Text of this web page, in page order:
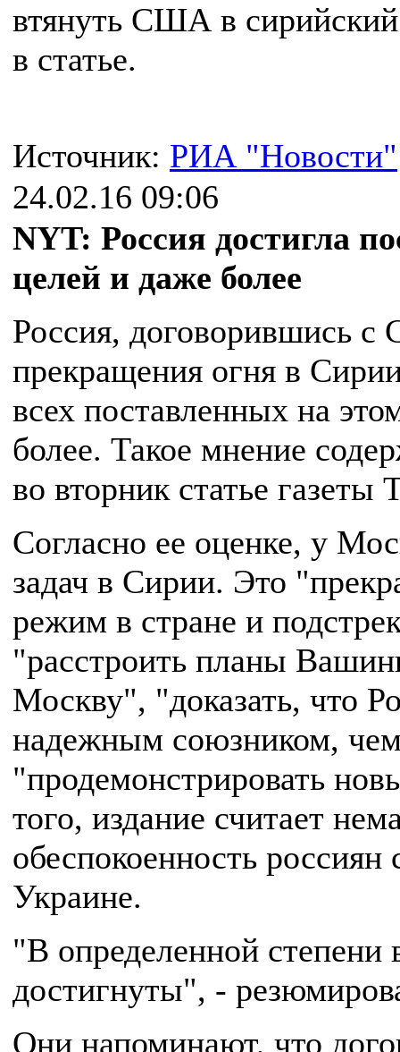
втянуть США в сирийский
в статье.
Источник: РИА "Новости"
24.02.16 09:06
NYT: Россия достигла
целей и даже более
Россия, договорившись
прекращения огня в
всех поставленных на
более. Такое мнение
во вторник статье
Согласно ее оценке, у
задач в Сирии. Это
режим в стране и
"расстроить планы
Москву", "доказать, что
надежным союзником,
"продемонстрировать
того, издание считает
обеспокоенность россиян
Украине.
"В определенной степени
достигнуты", -
Они напоминают, что